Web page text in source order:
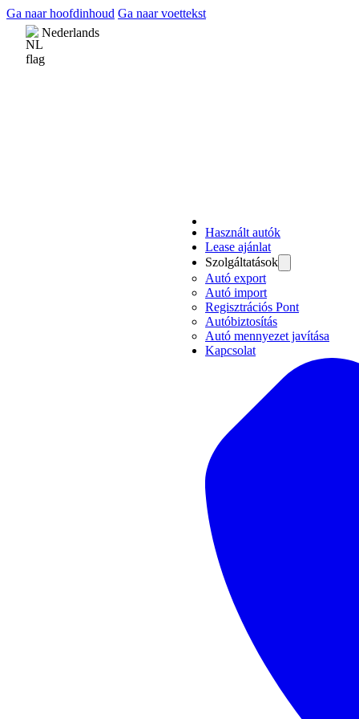
Ga naar hoofdinhoud Ga naar voettekst
Nederlands
Használt autók
Lease ajánlat
Szolgáltatások
Autó export
Autó import
Regisztrációs Pont
Autóbiztosítás
Autó mennyezet javítása
Kapcsolat